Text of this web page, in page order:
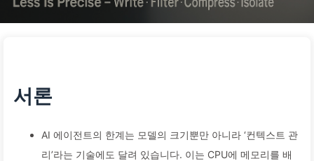
하세요 — AI 배우기 170
서론
AI 에이전트의 한계는 모델의 크기뿐만 아니라 ‘컨텍스트 관
리’라는 기술에도 달려 있습니다. 이는 CPU에 메모리를 배